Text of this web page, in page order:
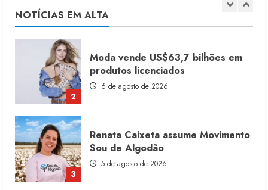
NOTÍCIAS EM ALTA
2
6 de agosto de 2026
3
Renata Caixeta assume Movimento
Sou de Algodão
5 de agosto de 2026
4
Fakini prevê R$345 milhões de
receita em 2026
4 de agosto de 2026